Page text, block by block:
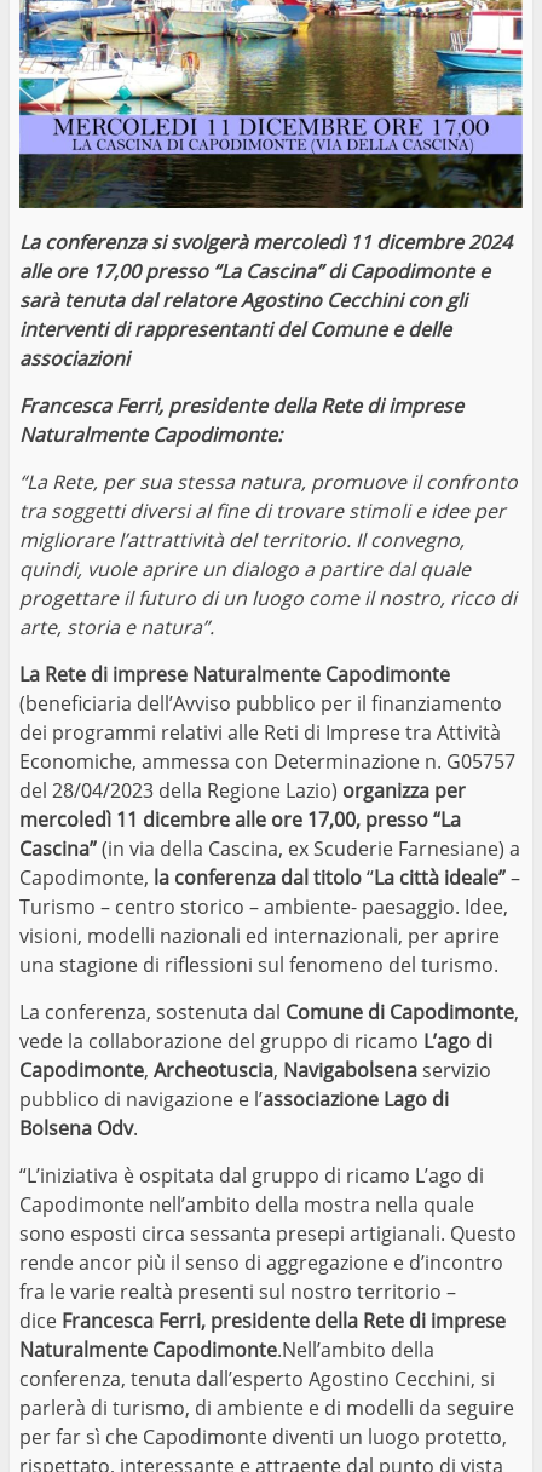
La conferenza si svolgerà mercoledì 11 dicembre 2024
alle ore 17,00 presso “La Cascina” di Capodimonte e
sarà tenuta dal relatore Agostino Cecchini con gli
interventi di rappresentanti del Comune e delle
associazioni
Francesca Ferri, presidente della Rete di imprese
Naturalmente Capodimonte:
“La Rete, per sua stessa natura, promuove il confronto
tra soggetti diversi al fine di trovare stimoli e idee per
migliorare l’attrattività del territorio. Il convegno,
quindi, vuole aprire un dialogo a partire dal quale
progettare il futuro di un luogo come il nostro, ricco di
arte, storia e natura”.
La Rete di imprese Naturalmente Capodimonte
(beneficiaria dell’Avviso pubblico per il finanziamento
dei programmi relativi alle Reti di Imprese tra Attività
Economiche, ammessa con Determinazione n. G05757
del 28/04/2023 della Regione Lazio) organizza per
mercoledì 11 dicembre alle ore 17,00, presso “La
Cascina”(in via della Cascina, ex Scuderie Farnesiane) a
Capodimonte, la conferenza dal titolo“La città ideale”–
Turismo – centro storico – ambiente- paesaggio. Idee,
visioni, modelli nazionali ed internazionali, per aprire
una stagione di riflessioni sul fenomeno del turismo.
La conferenza, sostenuta dal Comune di Capodimonte,
vede la collaborazione del gruppo di ricamo L’ago di
Capodimonte, Archeotuscia, Navigabolsenaservizio
pubblico di navigazione e l’associazione Lago di
Bolsena Odv.
“L’iniziativa è ospitata dal gruppo di ricamo L’ago di
Capodimonte nell’ambito della mostra nella quale
sono esposti circa sessanta presepi artigianali. Questo
rende ancor più il senso di aggregazione e d’incontro
fra le varie realtà presenti sul nostro territorio –
dice Francesca Ferri, presidente della Rete di imprese
Naturalmente Capodimonte.Nell’ambito della
conferenza, tenuta dall’esperto Agostino Cecchini, si
parlerà di turismo, di ambiente e di modelli da seguire
per far sì che Capodimonte diventi un luogo protetto,
rispettato, interessante e attraente dal punto di vista